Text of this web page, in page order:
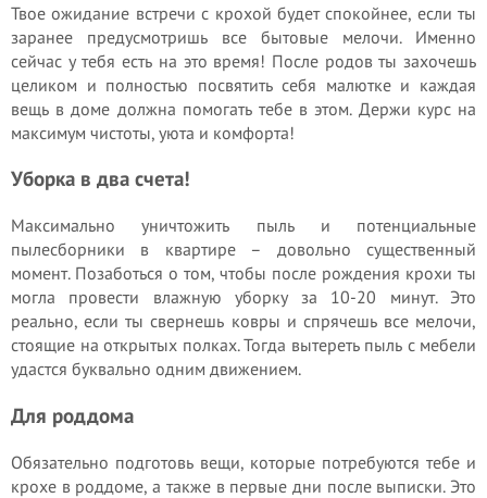
Твое ожидание встречи с крохой будет спокойнее, если ты
заранее предусмотришь все бытовые мелочи. Именно
сейчас у тебя есть на это время! После родов ты захочешь
целиком и полностью посвятить себя малютке и каждая
вещь в доме должна помогать тебе в этом. Держи курс на
максимум чистоты, уюта и комфорта!
Уборка в два счета!
Максимально уничтожить пыль и потенциальные
пылесборники в квартире – довольно существенный
момент. Позаботься о том, чтобы после рождения крохи ты
могла провести влажную уборку за 10-20 минут. Это
реально, если ты свернешь ковры и спрячешь все мелочи,
стоящие на открытых полках. Тогда вытереть пыль с мебели
удастся буквально одним движением.
Для роддома
Обязательно подготовь вещи, которые потребуются тебе и
крохе в роддоме, а также в первые дни после выписки. Это